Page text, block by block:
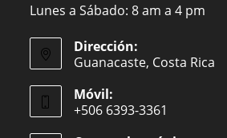
Lunes a Sábado: 8 am a 4 pm
Dirección:
Guanacaste, Costa Rica
Móvil:
+506 6393-3361